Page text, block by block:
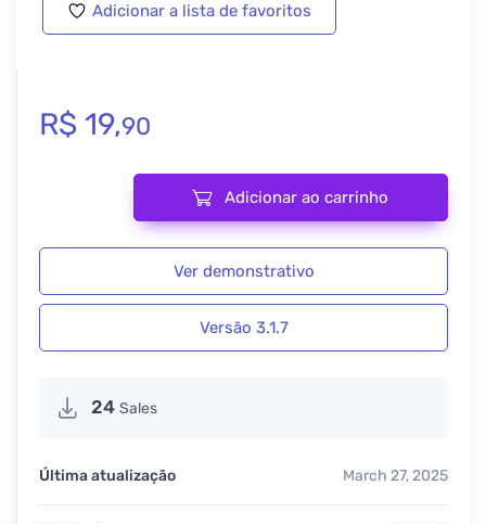
Adicionar a lista de favoritos
R$ 19,90
Studiopress | Genesis Blocks Pro 3.1.7 quantidade
Adicionar ao carrinho
Ver demonstrativo
Versão 3.1.7
24 Sales
Última atualização March 27, 2025